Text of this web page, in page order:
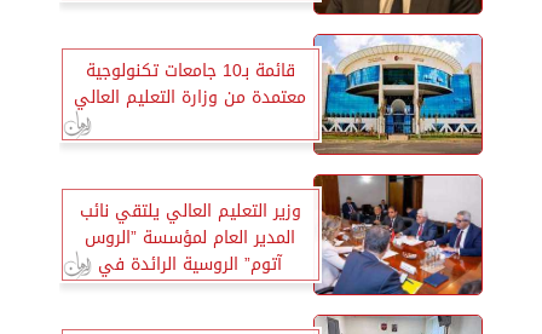
قائمة بـ10 جامعات تكنولوجية
معتمدة من وزارة التعليم العالي
وزير التعليم العالي يلتقي نائب
المدير العام لمؤسسة ”الروس
آتوم” الروسية الرائدة في
التكنولوجيا النووية